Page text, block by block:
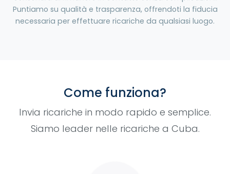
Puntiamo su qualità e trasparenza, offrendoti la fiducia
necessaria per effettuare ricariche da qualsiasi luogo.
Come funziona?
Invia ricariche in modo rapido e semplice.
Siamo leader nelle ricariche a Cuba.